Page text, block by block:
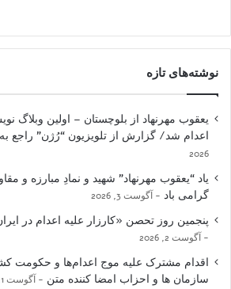
نوشته‌های تازه
یعقوب مهرنهاد از بلوچستان – اولین وبلاگ
اعدام شد/ گزارش از تلویزیون “رُژن” راجع به
2026
یاد “یعقوب مهرنهاد” شهید و نمادِ مبارزه و
گرامی باد
آگوست 3, 2026
پنجمین روز تحصن «کارزار علیه اعدام در
آگوست 2, 2026
اقدام مشترک علیه موج اعدام‌ها و حکومت
سازمان ها و احزاب امضا کننده متن
آگوست 1, 2026